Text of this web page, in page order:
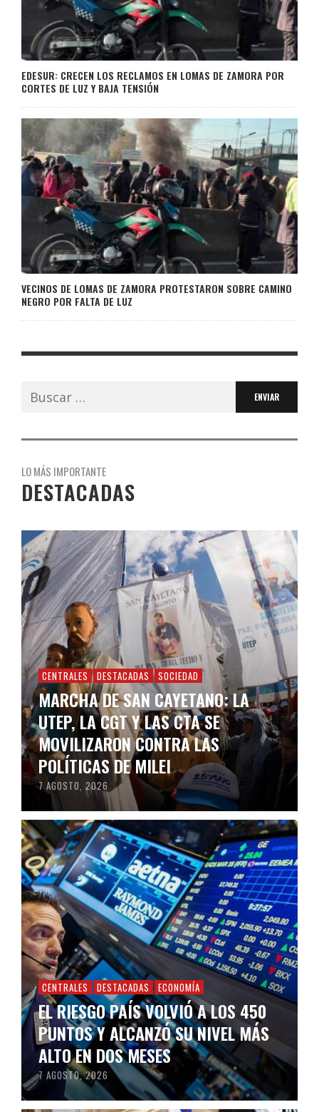
EDESUR: CRECEN LOS RECLAMOS EN LOMAS DE ZAMORA POR
CORTES DE LUZ Y BAJA TENSIÓN
VECINOS DE LOMAS DE ZAMORA PROTESTARON SOBRE CAMINO
NEGRO POR FALTA DE LUZ
Buscar:
LO MÁS IMPORTANTE
DESTACADAS
CENTRALES DESTACADAS SOCIEDAD
MARCHA DE SAN CAYETANO: LA
UTEP, LA CGT Y LAS CTA SE
MOVILIZARON CONTRA LAS
POLÍTICAS DE MILEI
7 AGOSTO, 2026
CENTRALES DESTACADAS ECONOMÍA
EL RIESGO PAÍS VOLVIÓ A LOS 450
PUNTOS Y ALCANZÓ SU NIVEL MÁS
ALTO EN DOS MESES
7 AGOSTO, 2026